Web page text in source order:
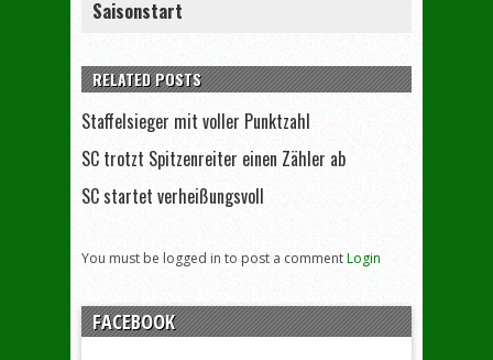
Saisonstart
RELATED POSTS
Staffelsieger mit voller Punktzahl
SC trotzt Spitzenreiter einen Zähler ab
SC startet verheißungsvoll
You must be logged in to post a commentLogin
FACEBOOK